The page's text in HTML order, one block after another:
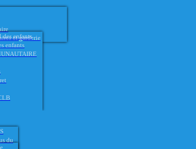
et garderie
enfants
enfants
du